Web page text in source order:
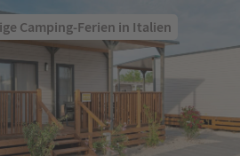
Camping-Ferien in Italien